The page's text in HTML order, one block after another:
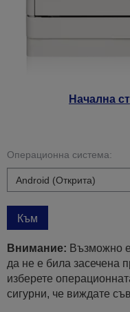
Начална
Операционна система:
Към
Внимание: Възможно
да не е била засечена
изберете
сигурни, че виждате